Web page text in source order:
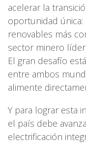
acelerar la
oportunidad
renovables más
sector minero
El gran desafío
entre ambos
alimente
Y para lograr esta
el país debe
electrificación